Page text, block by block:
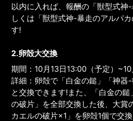
以内に入れば、報酬の「獣型式神
しくは「獣型式神-暴走のアルパ
す!
2.卵殻大交換
期間：10月13日13:00（予定）
詳細：卵殻で「白金の鎚」「神器-
と交換できます!また、「白金の
の破片」を全部交換した後、大賞
カエルの破片×1」を卵殻1個で交